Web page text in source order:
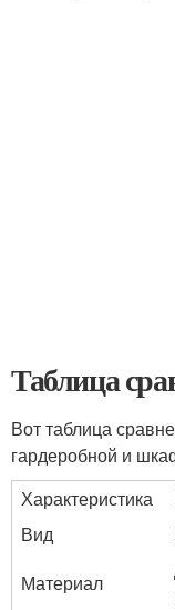
Таблица
Вот таблица
гардеробной и
Характеристика
Вид
Материал